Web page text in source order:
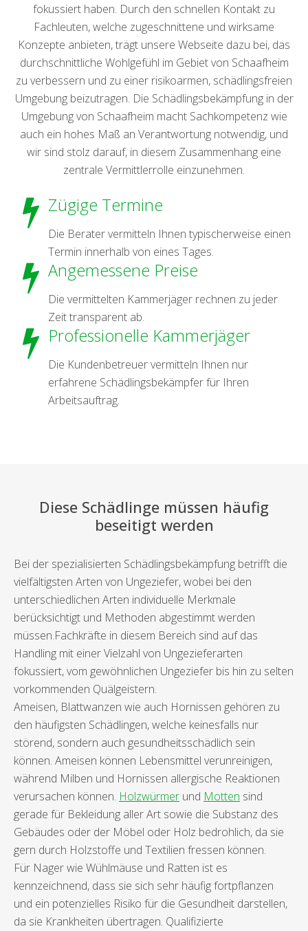
fokussiert haben. Durch den schnellen Kontakt zu
Fachleuten, welche zugeschnittene und wirksame
Konzepte anbieten, trägt unsere Webseite dazu bei, das
durchschnittliche Wohlgefühl im Gebiet von Schaafheim
zu verbessern und zu einer risikoarmen, schädlingsfreien
Umgebung beizutragen. Die Schädlingsbekämpfung in der
Umgebung von Schaafheim macht Sachkompetenz wie
auch ein hohes Maß an Verantwortung notwendig, und
wir sind stolz darauf, in diesem Zusammenhang eine
zentrale Vermittlerrolle einzunehmen.
Zügige Termine
Die Berater vermitteln Ihnen typischerweise einen
Termin innerhalb von eines Tages.
Angemessene Preise
Die vermittelten Kammerjäger rechnen zu jeder
Zeit transparent ab.
Professionelle Kammerjäger
Die Kundenbetreuer vermitteln Ihnen nur
erfahrene Schädlingsbekämpfer für Ihren
Arbeitsauftrag.
Diese Schädlinge müssen häufig
beseitigt werden
Bei der spezialisierten Schädlingsbekämpfung betrifft die
vielfältigsten Arten von Ungeziefer, wobei bei den
unterschiedlichen Arten individuelle Merkmale
berücksichtigt und Methoden abgestimmt werden
müssen.Fachkräfte in diesem Bereich sind auf das
Handling mit einer Vielzahl von Ungezieferarten
fokussiert, vom gewöhnlichen Ungeziefer bis hin zu selten
vorkommenden Quälgeistern.
Ameisen, Blattwanzen wie auch Hornissen gehören zu
den häufigsten Schädlingen, welche keinesfalls nur
störend, sondern auch gesundheitsschädlich sein
können. Ameisen können Lebensmittel verunreinigen,
während Milben und Hornissen allergische Reaktionen
verursachen können. Holzwürmer und Motten sind
gerade für Bekleidung aller Art sowie die Substanz des
Gebäudes oder der Möbel oder Holz bedrohlich, da sie
gern durch Holzstoffe und Textilien fressen können.
Für Nager wie Wühlmäuse und Ratten ist es
kennzeichnend, dass sie sich sehr häufig fortpflanzen
und ein potenzielles Risiko für die Gesundheit darstellen,
da sie Krankheiten übertragen. Qualifizierte